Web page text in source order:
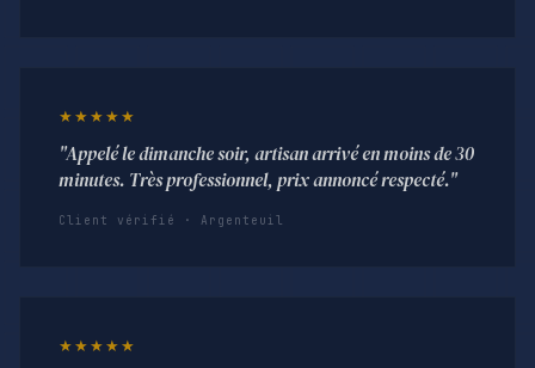
★★★★★
"Appelé le dimanche soir, artisan arrivé en moins de 30
minutes. Très professionnel, prix annoncé respecté."
Client vérifié · Argenteuil
★★★★★